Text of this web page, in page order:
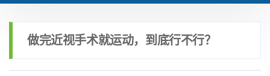
做完近视手术就运动，到底行不行？